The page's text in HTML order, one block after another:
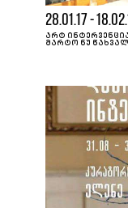
28.01.17 -
ᲐᲠᲢ ᲘᲜᲢᲔᲠᲕᲔᲜᲪᲘᲐ
ᲛᲐᲠᲢᲝ ᲜᲣ